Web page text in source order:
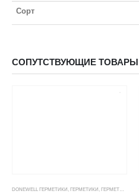
Сорт
СОПУТСТВУЮЩИЕ ТОВАРЫ
DONEWELL ГЕРМЕТИКИ, ГЕРМЕТИКИ, ГЕРМЕТИКИ СИЛИКОНОВЫЕ